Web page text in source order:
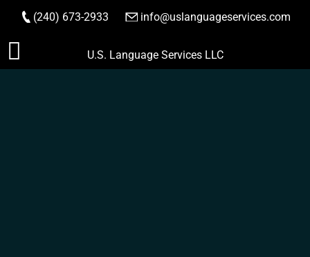
Saltar
(240) 673-2933 info@uslanguageservices.com
HACER PEDIDO
U.S. Language Services LLC